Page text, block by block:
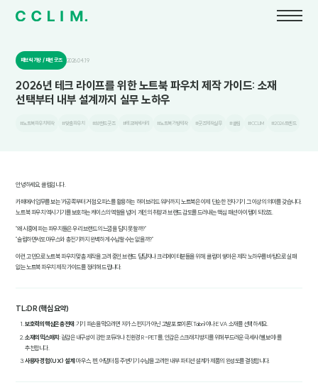
패브릭 가방 / 패션 굿즈 2026.04.19
2026년 테크 라이프를 위한 노트북 파우치 제작 가이드: 소재
선택부터 내부 설계까지 실무 노하우
#노트북파우치제작 #맞춤파우치 #브랜드굿즈 #테크액세서리 #노트북가방제작 #굿즈제작실무 #클림 #CCLIM #2026트렌드
안녕하세요, 클림입니다.
카페에서 업무를 보는 '카공족'부터 거점 오피스를 활용하는 하이브리드 워커까지, 노트북은 이제 단순한 전자기기 그 이상의 의미를 갖습니다.
노트북 파우치 역시 기기를 보호하는 케이스의 역할을 넘어, 개인의 취향과 브랜드 감도를 드러내는 핵심 패션 아이템이 되었죠.
"왜 시중에 파는 파우치들은 우리 브랜드의 느낌을 담지 못할까?"
"슬림하면서도 마우스와 충전기까지 완벽하게 수납할 수는 없을까?"
이런 고민으로 노트북 파우치 맞춤 제작을 고려 중인 브랜드 담당자나 크리에이터분들을 위해, 클림이 쌓아온 제작 노하우를 바탕으로 실패
없는 노트북 파우치 제작 가이드를 정리해 드립니다.
TL;DR (핵심 요약)
보호력의 핵심은 충전재 : 기기 파손을 막으려면 저가 스펀지가 아닌 고발포 토이론(Toilon)이나 EVA 소재를 선택하세요.
소재의 믹스매치 : 겉감은 내구성이 강한 코듀라나 친환경 R-PET를, 안감은 스크래치 방지를 위해 부드러운 극세사(벨보아)를
추천합니다.
사용자 경험(UX) 설계 : 마우스, 펜, 어댑터 등 주변기기 수납을 고려한 내부 파티션 설계가 제품의 완성도를 결정합니다.